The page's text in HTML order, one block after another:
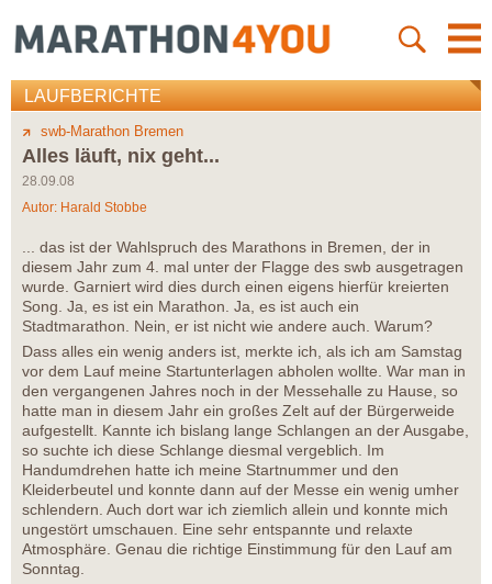
LAUFBERICHTE
swb-Marathon Bremen
Alles läuft, nix geht...
28.09.08
Autor: Harald Stobbe
... das ist der Wahlspruch des Marathons in Bremen, der in
diesem Jahr zum 4. mal unter der Flagge des swb ausgetragen
wurde. Garniert wird dies durch einen eigens hierfür kreierten
Song. Ja, es ist ein Marathon. Ja, es ist auch ein
Stadtmarathon. Nein, er ist nicht wie andere auch. Warum?
Dass alles ein wenig anders ist, merkte ich, als ich am Samstag
vor dem Lauf meine Startunterlagen abholen wollte. War man in
den vergangenen Jahres noch in der Messehalle zu Hause, so
hatte man in diesem Jahr ein großes Zelt auf der Bürgerweide
aufgestellt. Kannte ich bislang lange Schlangen an der Ausgabe,
so suchte ich diese Schlange diesmal vergeblich. Im
Handumdrehen hatte ich meine Startnummer und den
Kleiderbeutel und konnte dann auf der Messe ein wenig umher
schlendern. Auch dort war ich ziemlich allein und konnte mich
ungestört umschauen. Eine sehr entspannte und relaxte
Atmosphäre. Genau die richtige Einstimmung für den Lauf am
Sonntag.